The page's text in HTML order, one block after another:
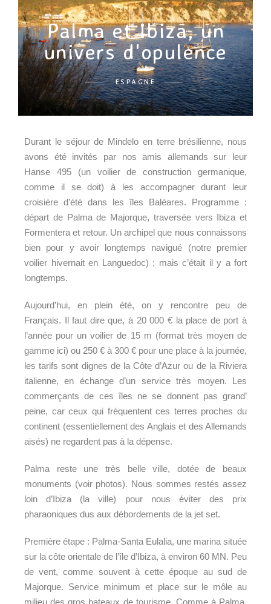
Palma et Ibiza, un
univers d'opulence
ESPAGNE
Durant le séjour de Mindelo en terre brésilienne, nous
avons été invités par nos amis allemands sur leur
Hanse 495 (un voilier de construction germanique,
comme il se doit) à les accompagner durant leur
croisière d’été dans les îles Baléares. Programme :
départ de Palma de Majorque, traversée vers Ibiza et
Formentera et retour. Un archipel que nous connaissons
bien pour y avoir longtemps navigué (notre premier
voilier hivernait en Languedoc) ; mais c’était il y a fort
longtemps.
Aujourd’hui, en plein été, on y rencontre peu de
Français. Il faut dire que, à 20 000 € la place de port à
l’année pour un voilier de 15 m (format très moyen de
gamme ici) ou 250 € à 300 € pour une place à la journée,
les tarifs sont dignes de la Côte d’Azur ou de la Riviera
italienne, en échange d’un service très moyen. Les
commerçants de ces îles ne se donnent pas grand’
peine, car ceux qui fréquentent ces terres proches du
continent (essentiellement des Anglais et des Allemands
aisés) ne regardent pas à la dépense.
Palma reste une très belle ville, dotée de beaux
monuments (voir photos). Nous sommes restés assez
loin d’Ibiza (la ville) pour nous éviter des prix
pharaoniques dus aux débordements de la jet set.
Première étape : Palma-Santa Eulalia, une marina située
sur la côte orientale de l’île d’Ibiza, à environ 60 MN. Peu
de vent, comme souvent à cette époque au sud de
Majorque. Service minimum et place sur le môle au
milieu des gros bateaux de tourisme. Comme à Palma,